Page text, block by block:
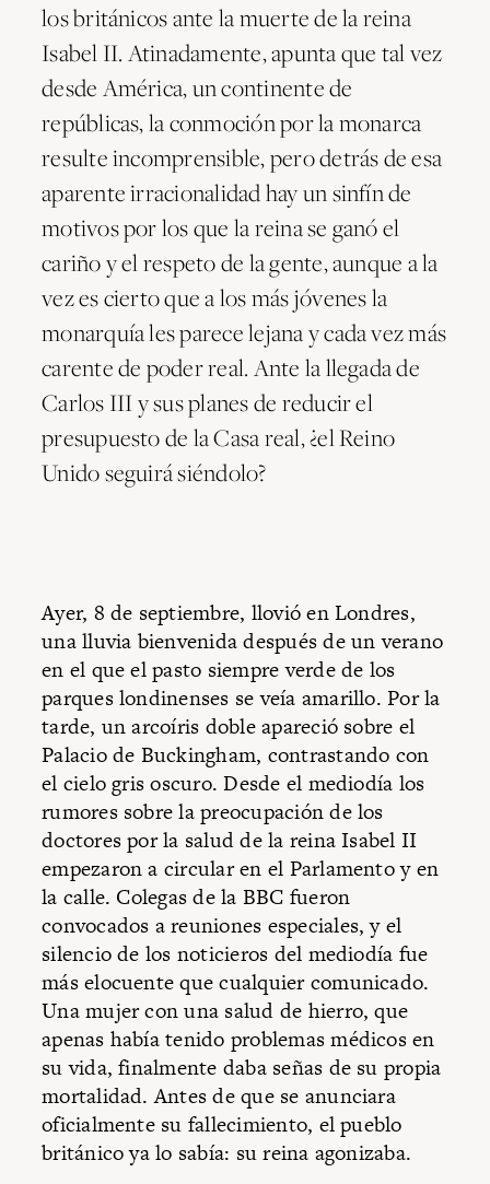
los británicos ante la muerte de la reina
Isabel II. Atinadamente, apunta que tal vez
desde América, un continente de
repúblicas, la conmoción por la monarca
resulte incomprensible, pero detrás de esa
aparente irracionalidad hay un sinfín de
motivos por los que la reina se ganó el
cariño y el respeto de la gente, aunque a la
vez es cierto que a los más jóvenes la
monarquía les parece lejana y cada vez más
carente de poder real. Ante la llegada de
Carlos III y sus planes de reducir el
presupuesto de la Casa real, ¿el Reino
Unido seguirá siéndolo?
Ayer, 8 de septiembre, llovió en Londres,
una lluvia bienvenida después de un verano
en el que el pasto siempre verde de los
parques londinenses se veía amarillo. Por la
tarde, un arcoíris doble apareció sobre el
Palacio de Buckingham, contrastando con
el cielo gris oscuro. Desde el mediodía los
rumores sobre la preocupación de los
doctores por la salud de la reina Isabel II
empezaron a circular en el Parlamento y en
la calle. Colegas de la BBC fueron
convocados a reuniones especiales, y el
silencio de los noticieros del mediodía fue
más elocuente que cualquier comunicado.
Una mujer con una salud de hierro, que
apenas había tenido problemas médicos en
su vida, finalmente daba señas de su propia
mortalidad. Antes de que se anunciara
oficialmente su fallecimiento, el pueblo
británico ya lo sabía: su reina agonizaba.